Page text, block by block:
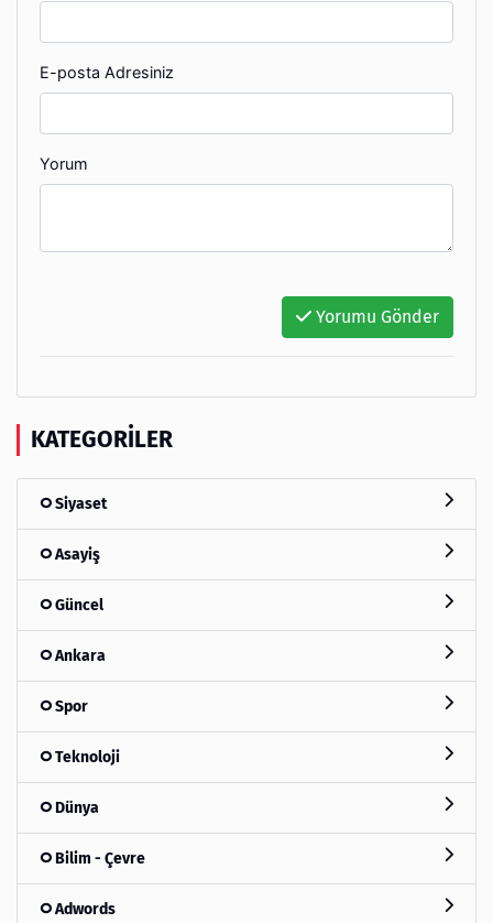
E-posta Adresiniz
Yorum
Yorumu Gönder
KATEGORILER
Siyaset
Asayiş
Güncel
Ankara
Spor
Teknoloji
Dünya
Bilim - Çevre
Adwords